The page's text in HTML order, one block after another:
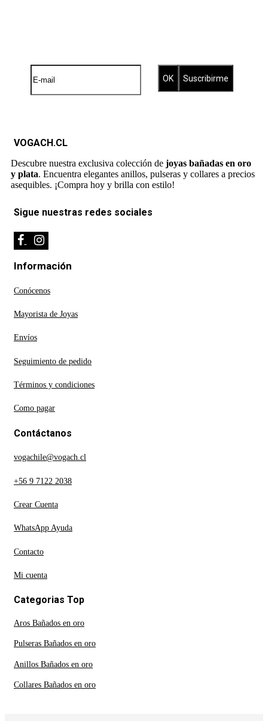
VOGACH.CL
Descubre nuestra exclusiva colección de joyas bañadas en oro
y plata. Encuentra elegantes anillos, pulseras y collares a precios
asequibles. ¡Compra hoy y brilla con estilo!
Sigue nuestras redes sociales
Información
Conócenos
Mayorista de Joyas
Envíos
Seguimiento de pedido
Términos y condiciones
Como pagar
Contáctanos
vogachile@vogach.cl
+56 9 7122 2038
Crear Cuenta
WhatsApp Ayuda
Contacto
Mi cuenta
Categorias Top
Aros Bañados en oro
Pulseras Bañados en oro
Anillos Bañados en oro
Collares Bañados en oro